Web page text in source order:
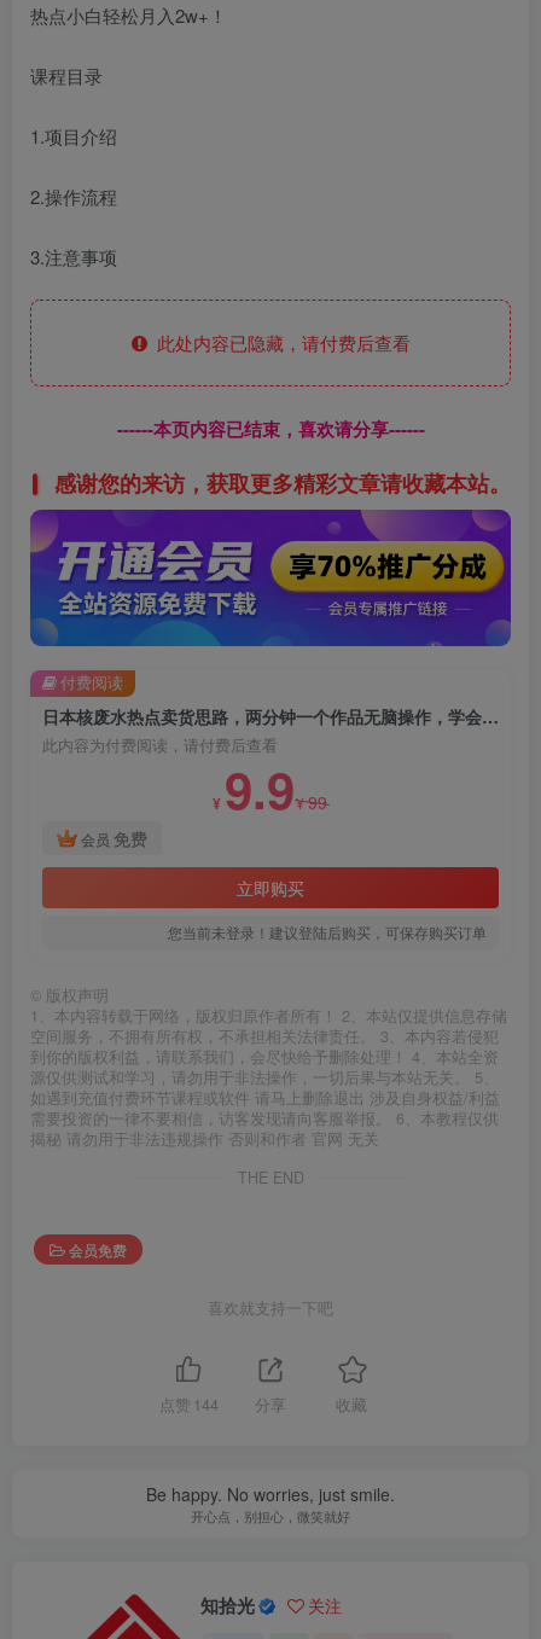
热点小白轻松月入2w+！
课程目录
1.项目介绍
2.操作流程
3.注意事项
此处内容已隐藏，请付费后查看
------本页内容已结束，喜欢请分享------
感谢您的来访，获取更多精彩文章请收藏本站。
日本核废水热点卖货思路，两分钟一个作品无脑操作，学会思路轻松月入2w+【揭秘】
此内容为付费阅读，请付费后查看
¥ 9.9¥99
会员 免费
立即购买
您当前未登录！建议登陆后购买，可保存购买订单
付费阅读
© 版权声明
1、本内容转载于网络，版权归原作者所有！ 2、本站仅提供信息存储
空间服务，不拥有所有权，不承担相关法律责任。 3、本内容若侵犯
到你的版权利益，请联系我们，会尽快给予删除处理！ 4、本站全资
源仅供测试和学习，请勿用于非法操作，一切后果与本站无关。 5、
如遇到充值付费环节课程或软件 请马上删除退出 涉及自身权益/利益
需要投资的一律不要相信，访客发现请向客服举报。 6、本教程仅供
揭秘 请勿用于非法违规操作 否则和作者 官网 无关
THE END
会员免费
喜欢就支持一下吧
点赞 144 分享 收藏
Be happy. No worries, just smile.
开心点，别担心，微笑就好
知拾光 关注